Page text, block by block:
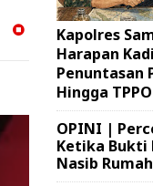
Kapolres
Harapan
Penuntasan
Hingga
OPINI |
Ketika Bukti
Nasib